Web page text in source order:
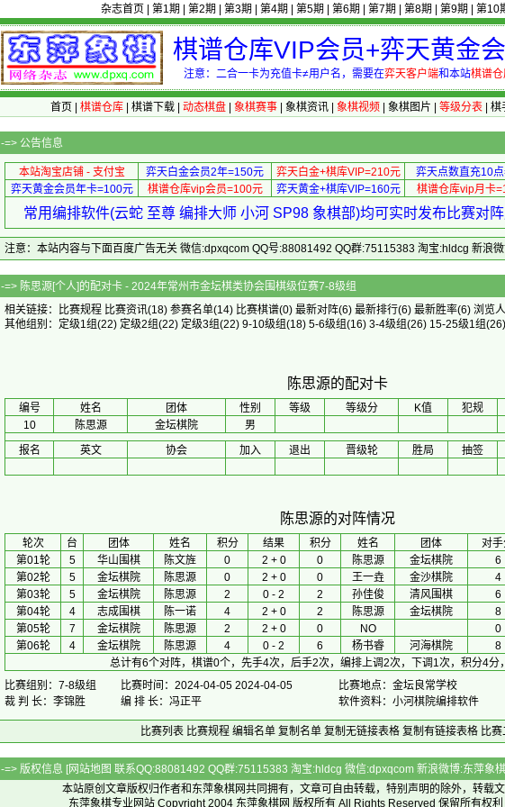
杂志首页 第1期 第2期 第3期 第4期 第5期 第6期 第7期 第8期 第9期 第10
棋谱仓库VIP会员+弈天黄金
注意：二合一卡为充值卡≠用户名，需要在弈天客户端和本站棋谱仓
首页 棋谱仓库| 棋谱下载| 动态棋盘| 象棋赛事| 象棋资讯| 象棋视频 象棋图片 等级分表| 棋
-=> 公告信息
本站淘宝店铺 - 支付宝 弈天白金会员2年=150元 弈天白金+棋库VIP=210元 弈天点数直充10
弈天黄金会员年卡=100元
棋谱仓库vip会员=100元 弈天黄金+棋库VIP=160元 棋谱仓库vip月卡
常用编排软件(云蛇 至尊 编排大师 小河 SP98 象棋部)均可实时发布比赛对
注意：本站内容与下面百度广告无关 微信:dpxqcom QQ号:88081492 QQ群:75115383 淘宝:hldcg 新浪
-=> 陈思源[个人]的配对卡 - 2024年常州市金坛棋类协会围棋级位赛7-8级
相关链接：
比赛规程 比赛资讯(18) 参赛名单(14) 比赛棋谱(0) 最新对阵(6) 最新排行(6) 最新胜率(6) 浏览
其他组别： 定级1组(22) 定级2组(22) 定级3组(22) 9-10级组(18) 5-6级组(16) 3-4级组(26) 15-25级1组(26)
陈思源的配对卡
编号 姓名 团体 性别 等级 等级分 K值 犯规
10
陈思源 金坛棋院 男
报名
英文 协会 加入 退出 晋级轮 胜局 抽签
陈思源的对阵情况
轮次 台 团体 姓名 积分 结果 积分 姓名 团体 对
第01轮
5 华山围棋 陈文旌 0 2 + 0 0 陈思源 金坛棋院 6
第02轮
5 金坛棋院 陈思源 0 2 + 0 0 王一垚 金沙棋院 4
第03轮
5 金坛棋院 陈思源 2 0 - 2 2 孙佳俊 清风围棋 6
第04轮
4 志成围棋 陈一诺 4 2 + 0 2 陈思源 金坛棋院 8
第05轮
7 金坛棋院 陈思源 2 2 + 0 0 NO 0
第06轮
4 金坛棋院 陈思源 4 0 - 2 6 杨书睿 河海棋院 8
总计有6个对阵，棋谱0个，先手4次，后手2次，编排上调2次，下调1次，积分4分
比赛组别：7-8级组
比赛时间：2024-04-05 2024-04-05 比赛地点：金坛良常学校
裁 判 长：李锦胜
编 排 长：冯正平 软件资料：小河棋院编排软件
比赛列表 比赛规程 编辑名单 复制名单 复制无链接表格 复制有链接表格 比
-=> 版权信息 [网站地图 联系QQ:88081492 QQ群:75115383 淘宝:hldcg 微信:dpxqcom 新浪微博:东萍象
本站原创文章版权归作者和 东萍象棋网共同拥有，文章可自由转载，特别声明的除外，转载
东萍象棋专业网站 Copyright 2004 东萍象棋网 版权所有 All Rights Reserved 保留所有权